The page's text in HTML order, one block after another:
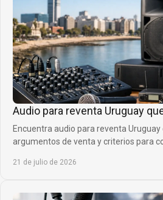
Audio para reventa Uruguay
Encuentra audio para reventa
argumentos de venta y criterios para
21 de julio de 2026